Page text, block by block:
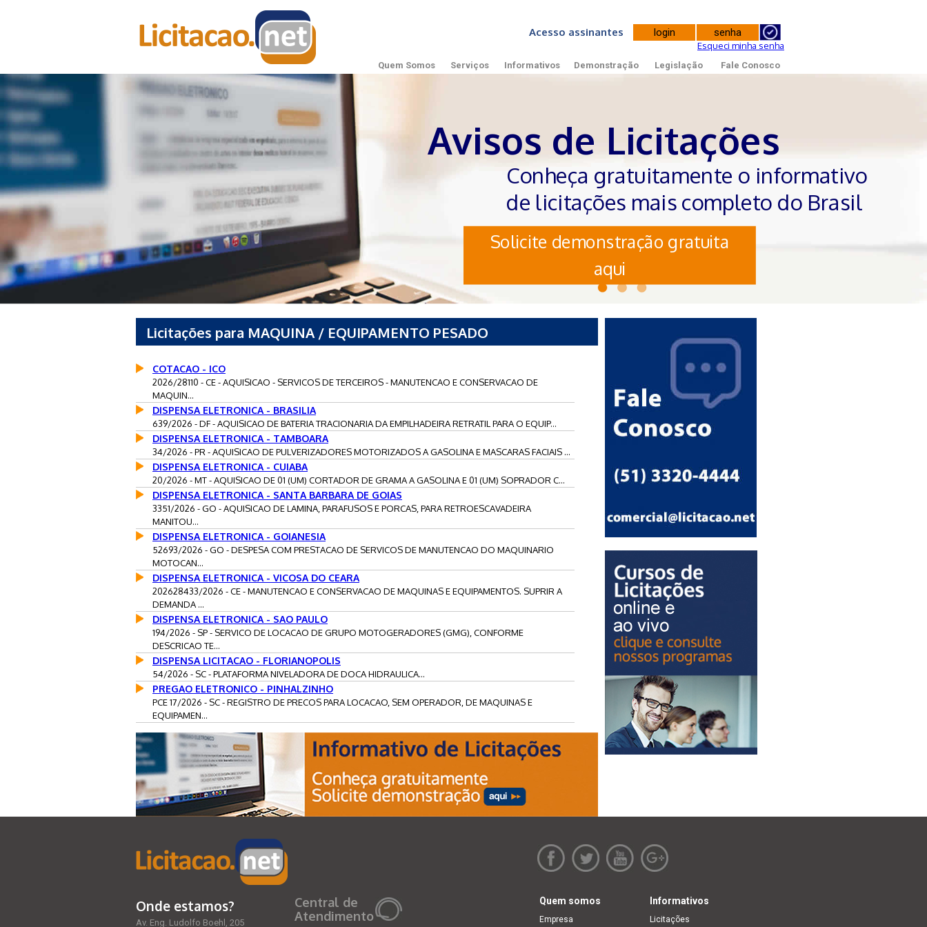
Acesso assinantes
Esqueci minha senha
Quem Somos Serviços Informativos Demonstração Legislação Fale Conosco
Avisos de Licitações
Conheça gratuitamente o informativo
de licitações mais completo do Brasil
Solicite demonstração gratuita
aqui
Licitações para MAQUINA / EQUIPAMENTO PESADO
COTACAO - ICO
2026/28110 - CE - AQUISICAO - SERVICOS DE TERCEIROS - MANUTENCAO E CONSERVACAO DE
MAQUIN...
DISPENSA ELETRONICA - BRASILIA
639/2026 - DF - AQUISICAO DE BATERIA TRACIONARIA DA EMPILHADEIRA RETRATIL PARA O EQUIP...
DISPENSA ELETRONICA - TAMBOARA
34/2026 - PR - AQUISICAO DE PULVERIZADORES MOTORIZADOS A GASOLINA E MASCARAS FACIAIS ...
DISPENSA ELETRONICA - CUIABA
20/2026 - MT - AQUISICAO DE 01 (UM) CORTADOR DE GRAMA A GASOLINA E 01 (UM) SOPRADOR C...
DISPENSA ELETRONICA - SANTA BARBARA DE GOIAS
3351/2026 - GO - AQUISICAO DE LAMINA, PARAFUSOS E PORCAS, PARA RETROESCAVADEIRA
MANITOU...
DISPENSA ELETRONICA - GOIANESIA
52693/2026 - GO - DESPESA COM PRESTACAO DE SERVICOS DE MANUTENCAO DO MAQUINARIO
MOTOCAN...
DISPENSA ELETRONICA - VICOSA DO CEARA
202628433/2026 - CE - MANUTENCAO E CONSERVACAO DE MAQUINAS E EQUIPAMENTOS. SUPRIR A
DEMANDA ...
DISPENSA ELETRONICA - SAO PAULO
194/2026 - SP - SERVICO DE LOCACAO DE GRUPO MOTOGERADORES (GMG), CONFORME
DESCRICAO TE...
DISPENSA LICITACAO - FLORIANOPOLIS
54/2026 - SC - PLATAFORMA NIVELADORA DE DOCA HIDRAULICA...
PREGAO ELETRONICO - PINHALZINHO
PCE 17/2026 - SC - REGISTRO DE PRECOS PARA LOCACAO, SEM OPERADOR, DE MAQUINAS E
EQUIPAMEN...
Onde estamos?
Av. Eng. Ludolfo Boehl, 205
Central de
Atendimento
Quem somos
Empresa
Informativos
Licitações